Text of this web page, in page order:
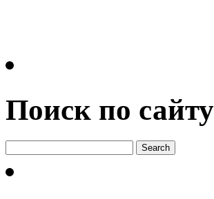
Поиск по сайту